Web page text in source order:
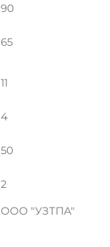
90
65
11
4
50
2
ООО "УЗТПА"